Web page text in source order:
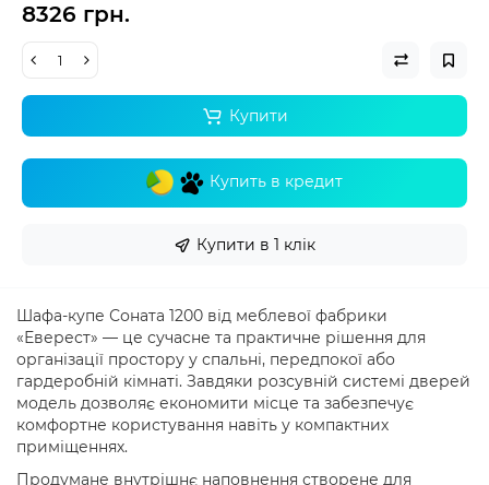
8326 грн.
Купити
Купить в кредит
Купити в 1 клік
Шафа-купе Соната 1200 від меблевої фабрики
«Еверест» — це сучасне та практичне рішення для
організації простору у спальні, передпокої або
гардеробній кімнаті. Завдяки розсувній системі дверей
модель дозволяє економити місце та забезпечує
комфортне користування навіть у компактних
приміщеннях.
Продумане внутрішнє наповнення створене для